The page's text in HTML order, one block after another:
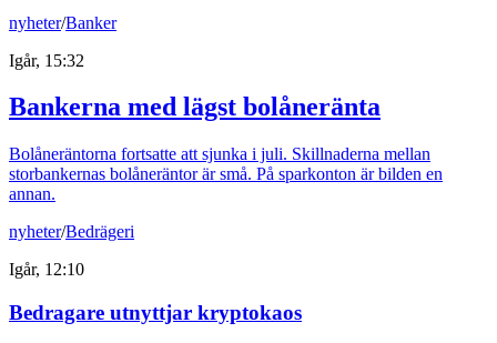
nyheter/Banker
Igår, 15:32
Bankerna med lägst bolåneränta
Bolåneräntorna fortsatte att sjunka i juli. Skillnaderna mellan
storbankernas bolåneräntor är små. På sparkonton är bilden en
annan.
nyheter/Bedrägeri
Igår, 12:10
Bedragare utnyttjar kryptokaos